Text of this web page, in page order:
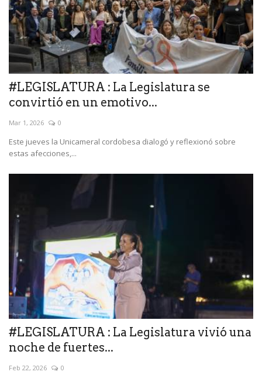
#LEGISLATURA : La Legislatura se
convirtió en un emotivo...
Mar 1, 2026 0
Este jueves la Unicameral cordobesa dialogó y reflexionó sobre
estas afecciones,...
#LEGISLATURA : La Legislatura vivió una
noche de fuertes...
Feb 22, 2026 0